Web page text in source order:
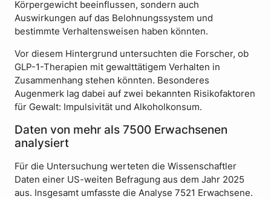
Körpergewicht beeinflussen, sondern auch
Auswirkungen auf das Belohnungssystem und
bestimmte Verhaltensweisen haben könnten.
Vor diesem Hintergrund untersuchten die Forscher, ob
GLP-1-Therapien mit gewalttätigem Verhalten in
Zusammenhang stehen könnten. Besonderes
Augenmerk lag dabei auf zwei bekannten Risikofaktoren
für Gewalt: Impulsivität und Alkoholkonsum.
Daten von mehr als 7500 Erwachsenen
analysiert
Für die Untersuchung werteten die Wissenschaftler
Daten einer US-weiten Befragung aus dem Jahr 2025
aus. Insgesamt umfasste die Analyse 7521 Erwachsene.